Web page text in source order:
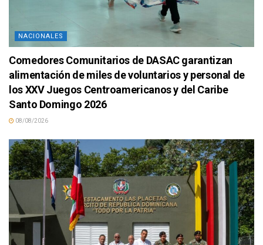
NACIONALES
Comedores Comunitarios de DASAC garantizan
alimentación de miles de voluntarios y personal de
los XXV Juegos Centroamericanos y del Caribe
Santo Domingo 2026
08/08/2026